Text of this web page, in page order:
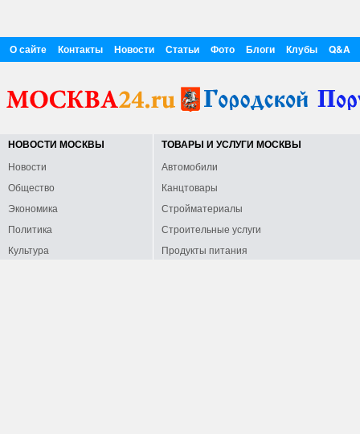
О сайте Контакты Новости Статьи Фото Блоги Клубы Q&A
НОВОСТИ МОСКВЫ
Новости
Общество
Экономика
Политика
Культура
ТОВАРЫ И УСЛУГИ МОСКВЫ
Автомобили
Канцтовары
Стройматериалы
Строительные услуги
Продукты питания